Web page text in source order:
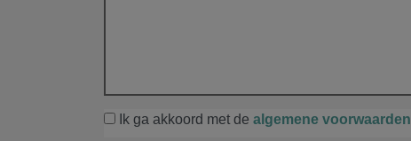
Ik ga akkoord met de algemene voorwaarden